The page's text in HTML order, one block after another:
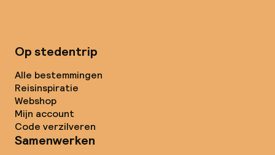
Op stedentrip
Alle bestemmingen
Reisinspiratie
Webshop
Mijn account
Code verzilveren
Samenwerken